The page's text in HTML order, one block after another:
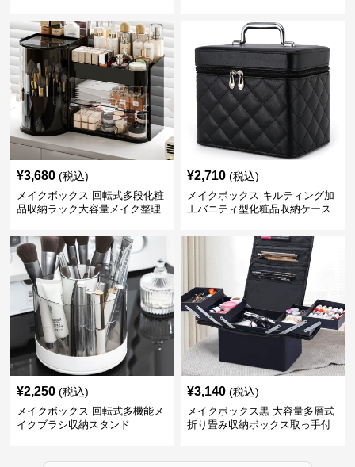
¥3,680 (税込)
メイクボックス 回転式多段化粧
品収納ラック大容量メイク整理
¥2,710 (税込)
メイクボックス キルティング加
工バニティ型化粧品収納ケース
¥2,250 (税込)
メイクボックス 回転式多機能メ
イクブラシ収納スタンド
¥3,140 (税込)
メイクボックス黒 大容量多層式
折り畳み収納ボックス取っ手付